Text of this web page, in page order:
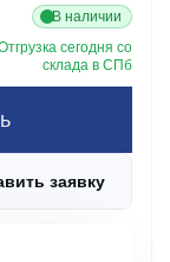
В наличии
сегодня со
склада в СПб
заявку